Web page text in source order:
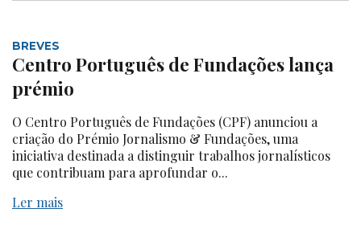
BREVES
Centro Português de Fundações lança
prémio
O Centro Português de Fundações (CPF) anunciou a
criação do Prémio Jornalismo & Fundações, uma
iniciativa destinada a distinguir trabalhos jornalísticos
que contribuam para aprofundar o...
Ler mais